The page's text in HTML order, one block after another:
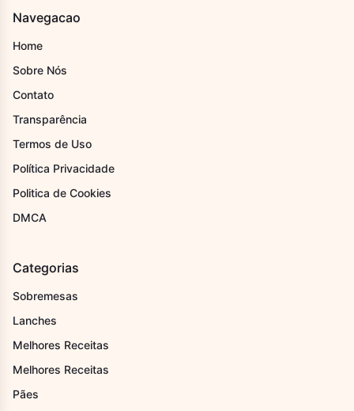
Navegacao
Home
Sobre Nós
Contato
Transparência
Termos de Uso
Política Privacidade
Politica de Cookies
DMCA
Categorias
Sobremesas
Lanches
Melhores Receitas
Melhores Receitas
Pães